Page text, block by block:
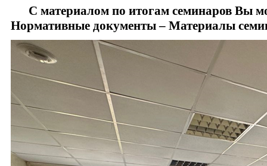
С материалом по итогам семинаров Вы
Нормативные документы – Материалы